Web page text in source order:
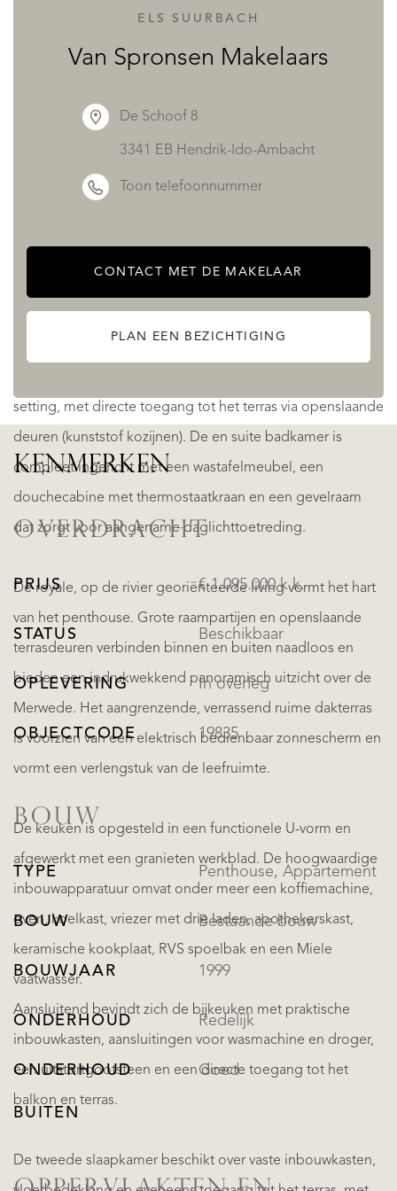
afgewerkt met vloerbedekking en uitgerust met videofoon
en alarminstallatie. De uitgebreide meterkast beschikt over
separate groepen voor koken, airconditioning en
Vanuit de hal geven openslaande deuren toegang tot de
plafondhoogte.
setting, met directe toegang tot het terras via openslaande
deuren (kunststof kozijnen). De en suite badkamer is
compleet ingericht met een wastafelmeubel, een
douchecabine met thermostaatkraan en een gevelraam
dat zorgt voor aangename daglichttoetreding.
De royale, op de rivier georiënteerde living vormt het hart
van het penthouse. Grote raampartijen en openslaande
terrasdeuren verbinden binnen en buiten naadloos en
bieden een indrukwekkend panoramisch uitzicht over de
Merwede. Het aangrenzende, verrassend ruime dakterras
is voorzien van een elektrisch bedienbaar zonnescherm en
vormt een verlengstuk van de leefruimte.
De keuken is opgesteld in een functionele U-vorm en
afgewerkt met een granieten werkblad. De hoogwaardige
inbouwapparatuur omvat onder meer een koffiemachine,
oven, koelkast, vriezer met drie laden, apothekerskast,
keramische kookplaat, RVS spoelbak en een Miele
vaatwasser.
Aansluitend bevindt zich de bijkeuken met praktische
inbouwkasten, aansluitingen voor wasmachine en droger,
een uitstortgootsteen en een directe toegang tot het
balkon en terras.
De tweede slaapkamer beschikt over vaste inbouwkasten,
ELS SUURBACH
Van Spronsen Makelaars
De Schoof 8
3341 EB Hendrik-Ido-Ambacht
Toon telefoonnummer
CONTACT MET DE MAKELAAR
PLAN EEN BEZICHTIGING
KENMERKEN
OVERDRACHT
PRIJS € 1.095.000 k.k.
STATUS Beschikbaar
OPLEVERING In overleg
OBJECTCODE 19835
BOUW
TYPE Penthouse, Appartement
BOUW Bestaande bouw
BOUWJAAR 1999
ONDERHOUD Redelijk
ONDERHOUD
BUITEN
Goed